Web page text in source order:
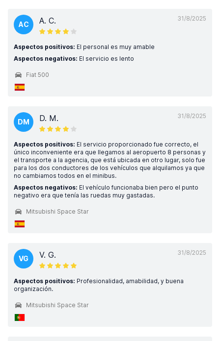
31/8/2025
AC A. C.
Aspectos positivos: El personal es muy amable
Aspectos negativos: El servicio es lento
Fiat 500
31/8/2025
DM D. M.
Aspectos positivos: El servicio proporcionado fue correcto, el
único inconveniente era que llegamos al aeropuerto 8 personas y
el transporte a la agencia, que está ubicada en otro lugar, solo fue
para los dos conductores de los vehículos que alquilamos ya que
no cambiamos todos en el minibus.
Aspectos negativos: El vehículo funcionaba bien pero el punto
negativo era que tenía las ruedas muy gastadas.
Mitsubishi Space Star
31/8/2025
VG V. G.
Aspectos positivos: Profesionalidad, amabilidad, y buena
organización.
Mitsubishi Space Star